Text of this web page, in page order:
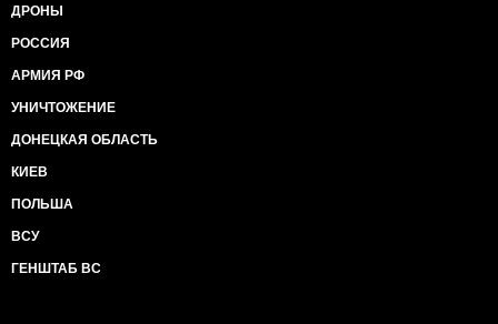
ДРОНЫ
РОССИЯ
АРМИЯ РФ
УНИЧТОЖЕНИЕ
ДОНЕЦКАЯ ОБЛАСТЬ
КИЕВ
ПОЛЬША
ВСУ
ГЕНШТАБ ВС